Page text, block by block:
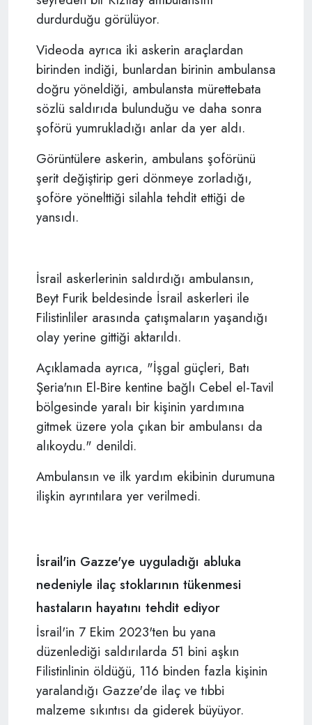
durdurduğu görülüyor.
Videoda ayrıca iki askerin araçlardan
birinden indiği, bunlardan birinin ambulansa
doğru yöneldiği, ambulansta mürettebata
sözlü saldırıda bulunduğu ve daha sonra
şoförü yumrukladığı anlar da yer aldı.
Görüntülere askerin, ambulans şoförünü
şerit değiştirip geri dönmeye zorladığı,
şoföre yönelttiği silahla tehdit ettiği de
yansıdı.
İsrail askerlerinin saldırdığı ambulansın,
Beyt Furik beldesinde İsrail askerleri ile
Filistinliler arasında çatışmaların yaşandığı
olay yerine gittiği aktarıldı.
Açıklamada ayrıca, "İşgal güçleri, Batı
Şeria'nın El-Bire kentine bağlı Cebel el-Tavil
bölgesinde yaralı bir kişinin yardımına
gitmek üzere yola çıkan bir ambulansı da
alıkoydu." denildi.
Ambulansın ve ilk yardım ekibinin durumuna
ilişkin ayrıntılara yer verilmedi.
İsrail'in Gazze'ye uyguladığı abluka
nedeniyle ilaç stoklarının tükenmesi
hastaların hayatını tehdit ediyor
İsrail'in 7 Ekim 2023'ten bu yana
düzenlediği saldırılarda 51 bini aşkın
Filistinlinin öldüğü, 116 binden fazla kişinin
yaralandığı Gazze'de ilaç ve tıbbi
malzeme sıkıntısı da giderek büyüyor.